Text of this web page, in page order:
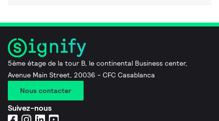
5ème étage de la tour B, le continental Business center,
Avenue Main Street, 20036 - CFC Casablanca
Nous contacter
Suivez-nous